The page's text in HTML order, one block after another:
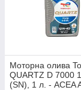
Моторна олива
QUARTZ D 7000
(SN), 1 л. - ACEA